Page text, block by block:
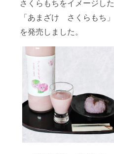
さくらもちをイメージした
「あまざけ さくらもち」
を発売しました。